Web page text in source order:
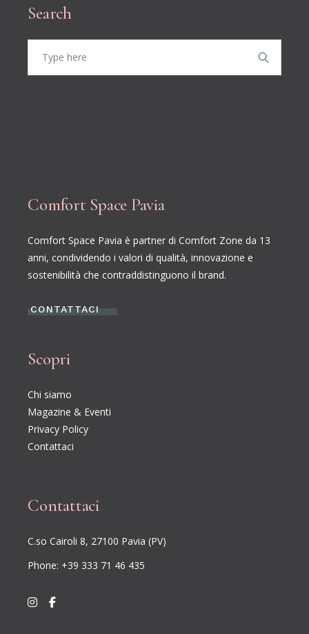
Search
Comfort Space Pavia
Comfort Space Pavia è partner di Comfort Zone da 13
anni, condividendo i valori di qualità, innovazione e
sostenibilità che contraddistinguono il brand.
CONTATTACI
Scopri
Chi siamo
Magazine & Eventi
Privacy Policy
Contattaci
Contattaci
C.so Cairoli 8, 27100 Pavia (PV)
Phone: +39 333 71 46 435